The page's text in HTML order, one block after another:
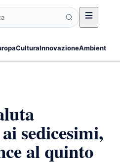
CulturaInnovazioneAmbiente
sedicesimi,
al quinto